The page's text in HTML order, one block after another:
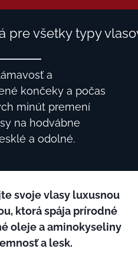
pre všetky typy
a
končeky a počas
minút premení
na hodvábne
a odolné.
svoje vlasy luxusnou
ktorá spája prírodné
oleje a aminokyseliny
a lesk.